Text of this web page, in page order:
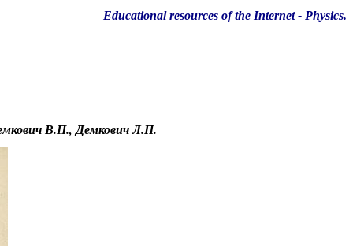
Educational resources of the Internet- Physics.
В.П., Демкович Л.П.